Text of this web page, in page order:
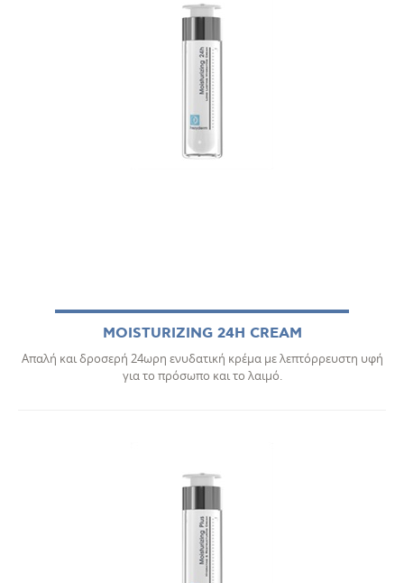
MOISTURIZING 24H CREAM
Απαλή και δροσερή 24ωρη ενυδατική κρέμα με λεπτόρρευστη υφή
για το πρόσωπο και το λαιμό.